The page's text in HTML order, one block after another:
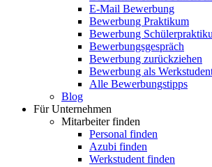
E-Mail Bewerbung
Bewerbung Praktikum
Bewerbung
Bewerbungsgespräch
Bewerbung zurückziehen
Bewerbung als
Alle Bewerbungstipps
Blog
Für Unternehmen
Mitarbeiter finden
Personal finden
Azubi finden
Werkstudent finden